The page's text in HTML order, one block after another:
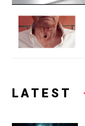
LATEST